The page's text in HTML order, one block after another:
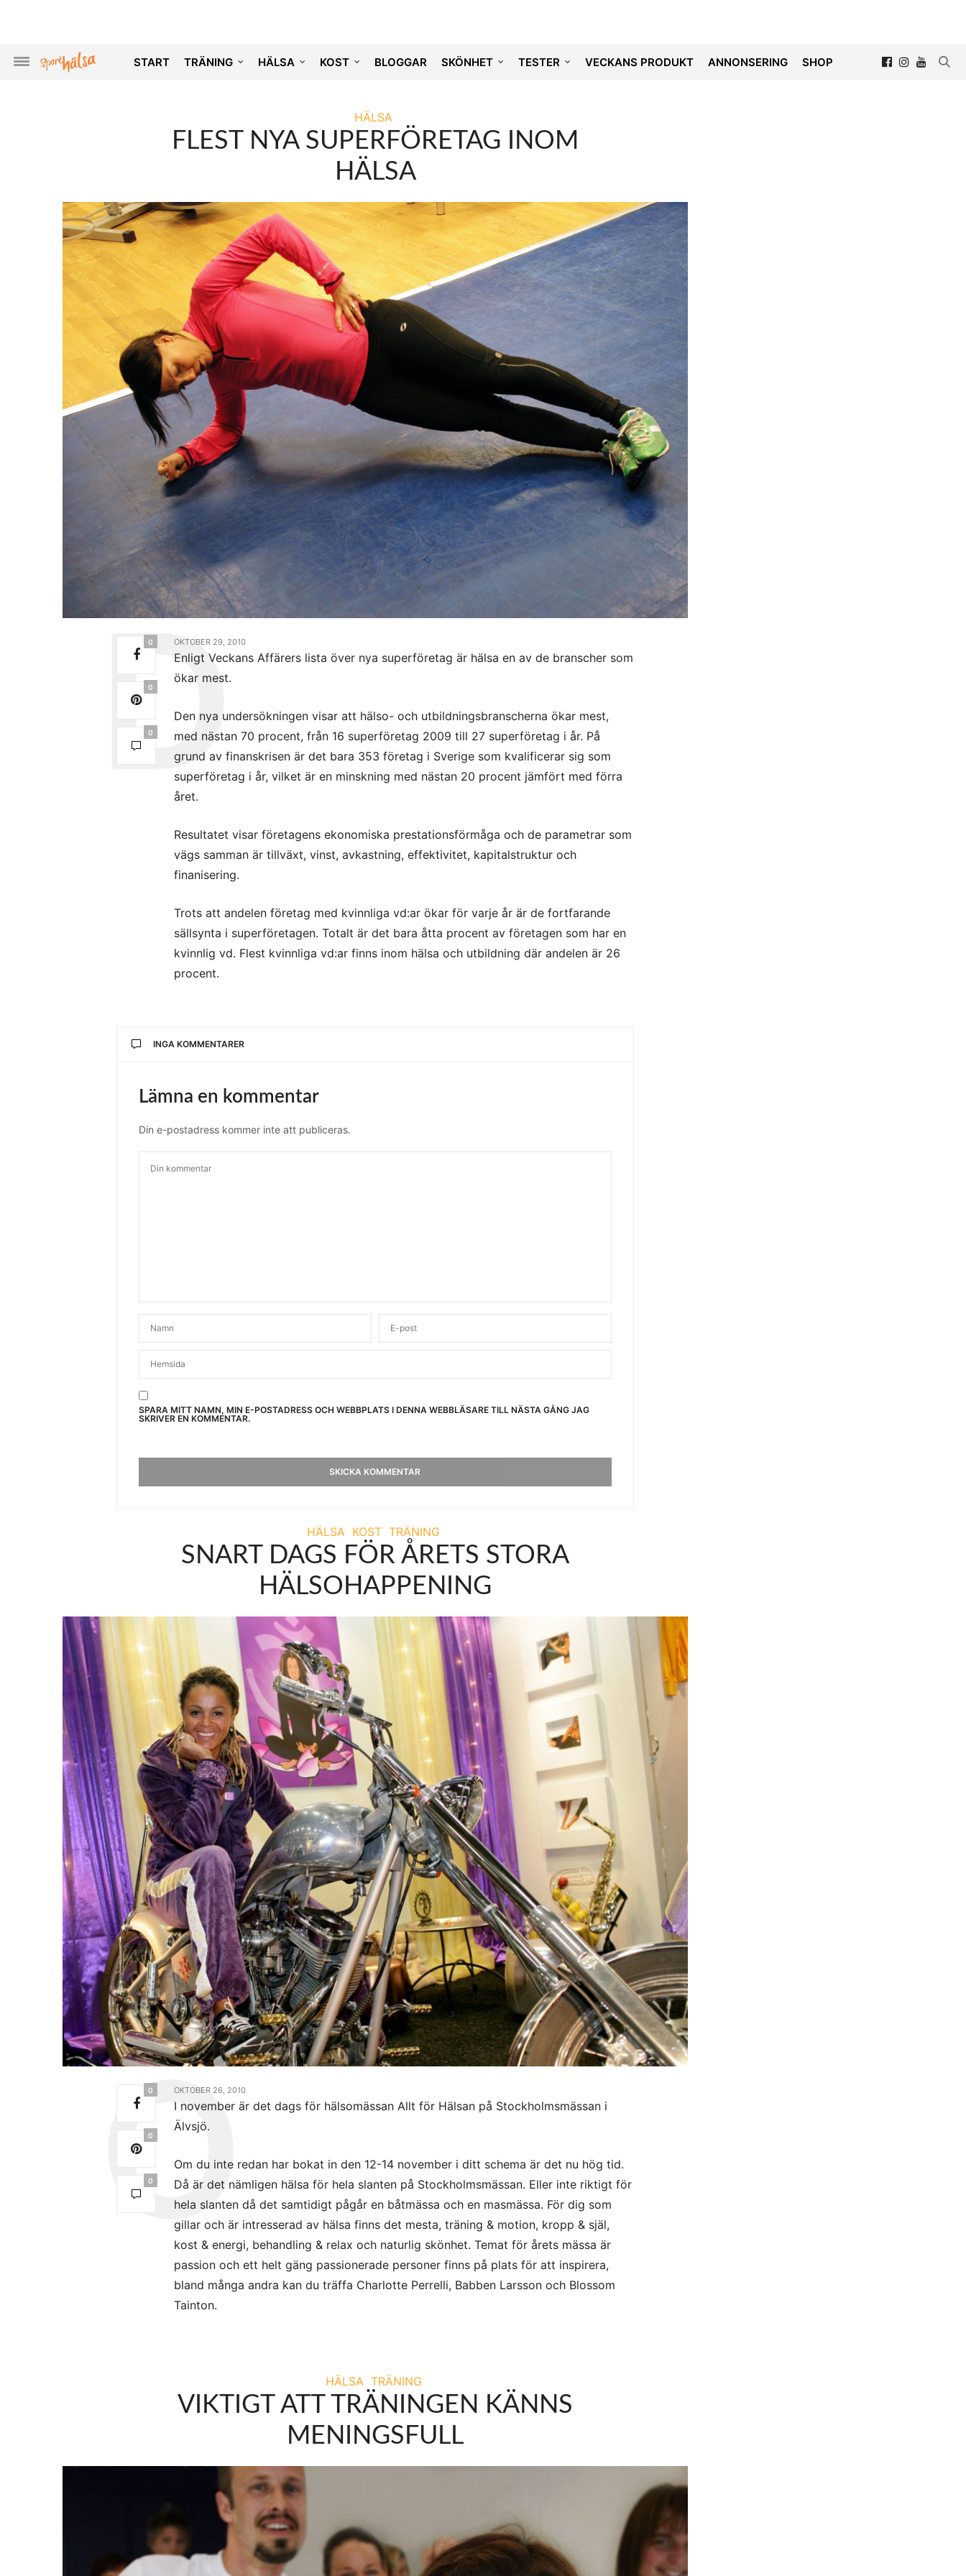
START TRÄNING HÄLSA KOST BLOGGAR SKÖNHET TESTER VECKANS PRODUKT ANNONSERING SHOP
HÄLSA
FLEST NYA SUPERFÖRETAG INOM
HÄLSA
0
0
0
OKTOBER 29, 2010
Enligt Veckans Affärers lista över nya superföretag är hälsa en av de branscher som
ökar mest.
Den nya undersökningen visar att hälso- och utbildningsbranscherna ökar mest,
med nästan 70 procent, från 16 superföretag 2009 till 27 superföretag i år. På
grund av finanskrisen är det bara 353 företag i Sverige som kvalificerar sig som
superföretag i år, vilket är en minskning med nästan 20 procent jämfört med förra
året.
Resultatet visar företagens ekonomiska prestationsförmåga och de parametrar som
vägs samman är tillväxt, vinst, avkastning, effektivitet, kapitalstruktur och
finanisering.
Trots att andelen företag med kvinnliga vd:ar ökar för varje år är de fortfarande
sällsynta i superföretagen. Totalt är det bara åtta procent av företagen som har en
kvinnlig vd. Flest kvinnliga vd:ar finns inom hälsa och utbildning där andelen är 26
procent.
INGA KOMMENTARER
Lämna en kommentar
Din e-postadress kommer inte att publiceras.
SPARA MITT NAMN, MIN E-POSTADRESS OCH WEBBPLATS I DENNA WEBBLÄSARE TILL NÄSTA GÅNG JAG
SKRIVER EN KOMMENTAR.
HÄLSA KOST TRÄNING
SNART DAGS FÖR ÅRETS STORA
HÄLSOHAPPENING
0
0
0
OKTOBER 26, 2010
I november är det dags för hälsomässan Allt för Hälsan på Stockholmsmässan i
Älvsjö.
Om du inte redan har bokat in den 12-14 november i ditt schema är det nu hög tid.
Då är det nämligen hälsa för hela slanten på Stockholmsmässan. Eller inte riktigt för
hela slanten då det samtidigt pågår en båtmässa och en masmässa. För dig som
gillar och är intresserad av hälsa finns det mesta, träning & motion, kropp & själ,
kost & energi, behandling & relax och naturlig skönhet. Temat för årets mässa är
passion och ett helt gäng passionerade personer finns på plats för att inspirera,
bland många andra kan du träffa Charlotte Perrelli, Babben Larsson och Blossom
Tainton.
HÄLSA TRÄNING
VIKTIGT ATT TRÄNINGEN KÄNNS
MENINGSFULL